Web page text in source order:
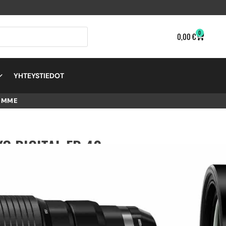
0,00€ 0
YHTEYSTIEDOT
DIGITAL ED 40-